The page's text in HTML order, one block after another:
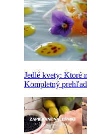
Jedlé kvety: Ktoré
Kompletný